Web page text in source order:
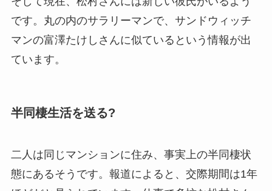
です。丸の内のサラリーマンで、サンドウィッチ
マンの富澤たけしさんに似ているという情報が出
ています。
半同棲生活を送る?
二人は同じマンションに住み、事実上の半同棲状
態にあるそうです。報道によると、交際期間は1年